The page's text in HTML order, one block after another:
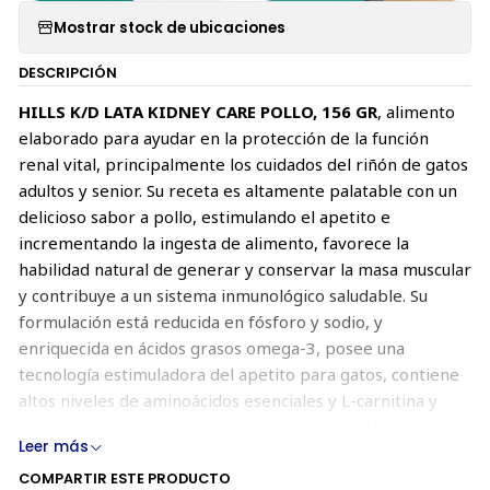
Mostrar stock de ubicaciones
DESCRIPCIÓN
HILLS K/D LATA KIDNEY CARE POLLO, 156 GR, alimento
elaborado para ayudar en la protección de la función
renal vital, principalmente los cuidados del riñón de gatos
adultos y senior. Su receta es altamente palatable con un
delicioso sabor a pollo, estimulando el apetito e
incrementando la ingesta de alimento, favorece la
habilidad natural de generar y conservar la masa muscular
y contribuye a un sistema inmunológico saludable. Su
formulación está reducida en fósforo y sodio, y
enriquecida en ácidos grasos omega-3, posee una
tecnología estimuladora del apetito para gatos, contiene
altos niveles de aminoácidos esenciales y L-carnitina y
desarrollar cristales de estruvita y oxalato de calcio.
Leer más
COMPARTIR ESTE PRODUCTO